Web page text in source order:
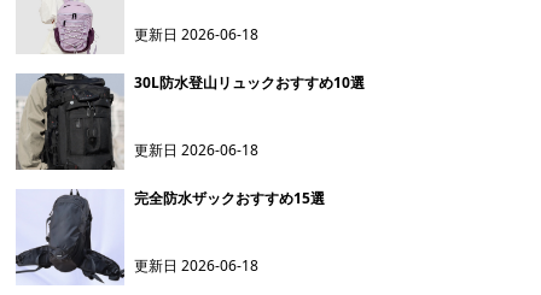
更新日2026-06-18
30L防水登山リュックおすすめ10選
更新日2026-06-18
完全防水ザックおすすめ15選
更新日2026-06-18